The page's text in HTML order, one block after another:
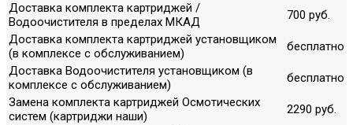
Доставка комплекта картриджей /
Водоочистителя в пределах МКАД
700 руб.
Доставка комплекта картриджей установщиком
(в комплексе с обслуживанием)
бесплатно
Доставка Водоочистителя установщиком (в
комплексе с обслуживанием)
бесплатно
Замена комплекта картриджей Осмотических
систем (картриджи наши)
2290 руб.